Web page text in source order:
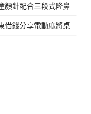
顏針配合三段式隆鼻
借錢分享電動麻將桌